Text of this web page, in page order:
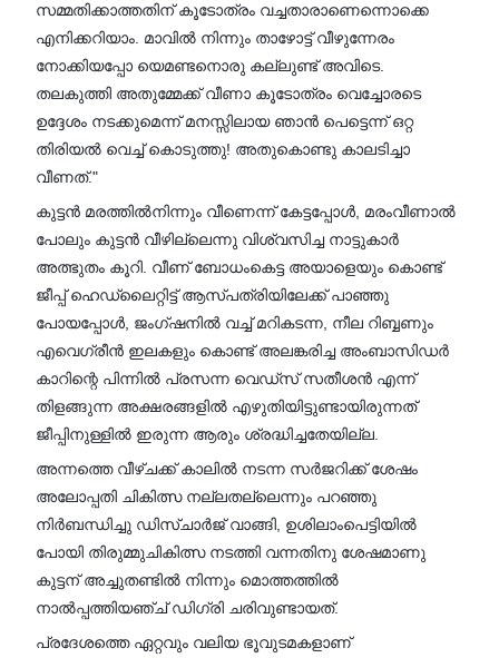
സമ്മതിക്കാത്തതിന് കൂടോത്രം വച്ചതാരാണെന്നൊക്കെ
എനിക്കറിയാം. മാവിൽ നിന്നും താഴോട്ട് വീഴുന്നേരം
നോക്കിയപ്പോ യെമണ്ടനൊരു കല്ലുണ്ട് അവിടെ.
തലകുത്തി അതുമ്മേക്ക്‌ വീണാ കൂടോത്രം വെച്ചോരടെ
ഉദ്ദേശം നടക്കുമെന്ന് മനസ്സിലായ ഞാൻ പെട്ടെന്ന് ഒറ്റ
തിരിയൽ വെച്ച് കൊടുത്തു! അതുകൊണ്ടു കാലടിച്ചാ
വീണത്."
കുട്ടൻ മരത്തിൽനിന്നും വീണെന്ന് കേട്ടപ്പോൾ, മരംവീണാൽ
പോലും കുട്ടൻ വീഴില്ലെന്നു വിശ്വസിച്ച നാട്ടുകാർ
അത്ഭുതം കൂറി. വീണ് ബോധംകെട്ട അയാളെയും കൊണ്ട്
ജീപ്പ് ഹെഡ്‍ലൈറ്റിട്ട് ആസ്പത്രിയിലേക്ക് പാഞ്ഞു
പോയപ്പോൾ, ജംഗ്ഷനിൽ വച്ച് മറികടന്ന, നീല റിബ്ബണും
എവെഗ്രീൻ ഇലകളും കൊണ്ട് അലങ്കരിച്ച അംബാസിഡർ
കാറിന്റെ പിന്നിൽ പ്രസന്ന വെഡ്‌സ് സതീശൻ എന്ന്
തിളങ്ങുന്ന അക്ഷരങ്ങളിൽ എഴുതിയിട്ടുണ്ടായിരുന്നത്
ജീപ്പിനുള്ളിൽ ഇരുന്ന ആരും ശ്രദ്ധിച്ചതേയില്ല.
അന്നത്തെ വീഴ്ചക്ക് കാലിൽ നടന്ന സർജറിക്ക് ശേഷം
അലോപ്പതി ചികിത്സ നല്ലതല്ലെന്നും പറഞ്ഞു
നിർബന്ധിച്ചു ഡിസ്ചാർജ് വാങ്ങി, ഉശിലാംപെട്ടിയിൽ
പോയി തിരുമ്മുചികിത്സ നടത്തി വന്നതിനു ശേഷമാണു
കുട്ടന് അച്ചുതണ്ടിൽ നിന്നും മൊത്തത്തിൽ
നാൽപ്പത്തിയഞ്ച് ഡിഗ്രി ചരിവുണ്ടായത്.
പ്രദേശത്തെ ഏറ്റവും വലിയ ഭൂവുടമകളാണ്